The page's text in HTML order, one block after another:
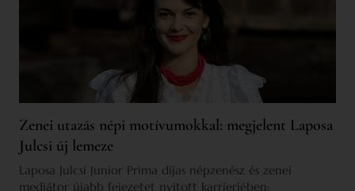
Zenei utazás népi motívumokkal: megjelent Laposa
Julcsi új lemeze
Laposa Julcsi Junior Prima díjas népzenész és zenei
mediátor újabb fejezetet nyitott karrierjében: